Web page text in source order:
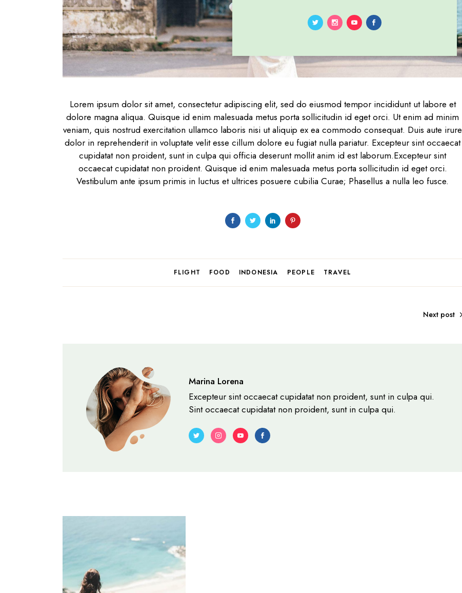
Lorem ipsum dolor sit amet, consectetur adipiscing elit, sed do eiusmod tempor incididunt ut labore et
dolore magna aliqua. Quisque id enim malesuada metus porta sollicitudin id eget orci. Ut enim ad minim
veniam, quis nostrud exercitation ullamco laboris nisi ut aliquip ex ea commodo consequat. Duis aute irure
dolor in reprehenderit in voluptate velit esse cillum dolore eu fugiat nulla pariatur. Excepteur sint occaecat
cupidatat non proident, sunt in culpa qui officia deserunt mollit anim id est laborum.Excepteur sint
occaecat cupidatat non proident. Quisque id enim malesuada metus porta sollicitudin id eget orci.
Vestibulum ante ipsum primis in luctus et ultrices posuere cubilia Curae; Phasellus a nulla leo fusce.
FLIGHT FOOD INDONESIA PEOPLE TRAVEL
Next post
Marina Lorena
Excepteur sint occaecat cupidatat non proident, sunt in culpa qui.
Sint occaecat cupidatat non proident, sunt in culpa qui.